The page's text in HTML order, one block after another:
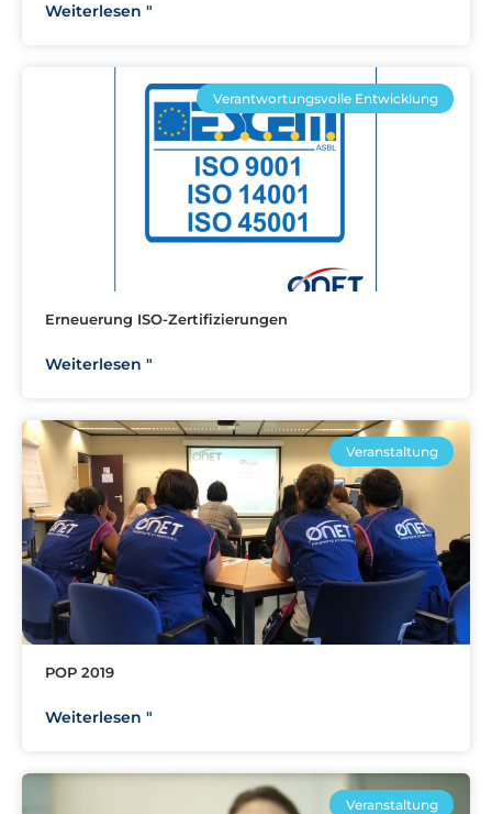
Weiterlesen "
Verantwortungsvolle Entwicklung
Erneuerung ISO-Zertifizierungen
Weiterlesen "
Veranstaltung
POP 2019
Weiterlesen "
Veranstaltung